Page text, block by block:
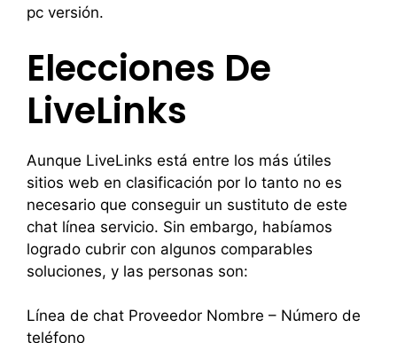
pc versión.
Elecciones De
LiveLinks
Aunque LiveLinks está entre los más útiles
sitios web en clasificación por lo tanto no es
necesario que conseguir un sustituto de este
chat línea servicio. Sin embargo, habíamos
logrado cubrir con algunos comparables
soluciones, y las personas son:
Línea de chat Proveedor Nombre – Número de
teléfono